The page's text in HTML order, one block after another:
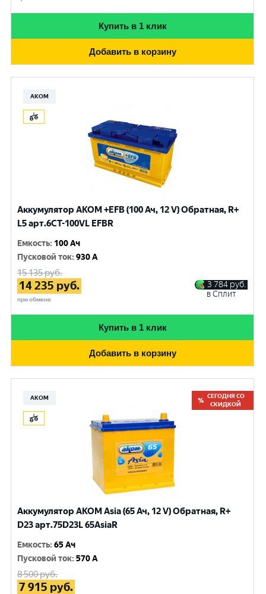
Купить в 1 клик
Добавить в корзину
АКОМ
Аккумулятор AKOM +EFB (100 Ач, 12 V) Обратная, R+
L5 арт.6СТ-100VL EFBR
Емкость: 100 Ач
Пусковой ток:930 A
15 135руб.
14 235 руб.
при обмене
3 784 руб.
в Сплит
Купить в 1 клик
Добавить в корзину
АКОМ
СЕГОДНЯ СО
СКИДКОЙ
Аккумулятор AKOM Asia (65 Ач, 12 V) Обратная, R+
D23 арт.75D23L 65AsiaR
Емкость:65 Ач
Пусковой ток:570 A
8 500руб.
7 915 руб.